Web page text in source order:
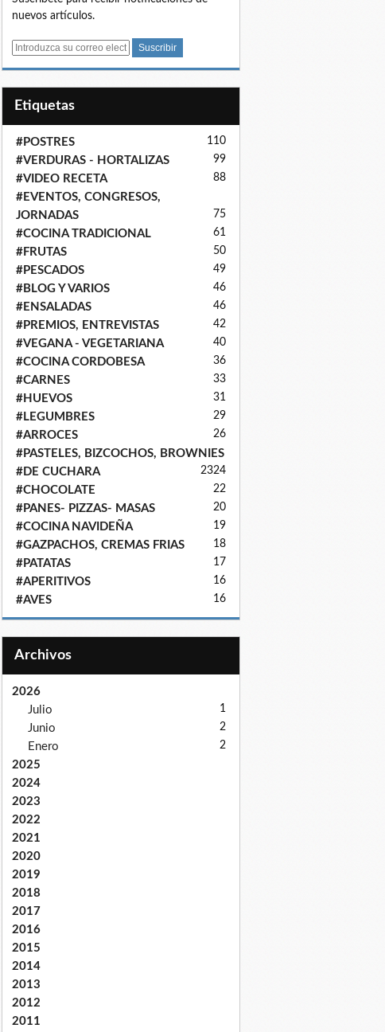
nuevos artículos.
E
Etiquetas
#POSTRES 110
#VERDURAS - HORTALIZAS 99
#VIDEO RECETA 88
#EVENTOS, CONGRESOS,
JORNADAS
75
#COCINA TRADICIONAL 61
#FRUTAS 50
#PESCADOS 49
#BLOG Y VARIOS 46
#ENSALADAS 46
#PREMIOS, ENTREVISTAS 42
#VEGANA - VEGETARIANA 40
#COCINA CORDOBESA 36
#CARNES 33
#HUEVOS 31
#LEGUMBRES 29
#ARROCES 26
#PASTELES, BIZCOCHOS, BROWNIES
24
#DE CUCHARA 23
#CHOCOLATE 22
#PANES- PIZZAS- MASAS 20
#COCINA NAVIDEÑA 19
#GAZPACHOS, CREMAS FRIAS 18
#PATATAS 17
#APERITIVOS 16
#AVES 16
Archivos
2026
Julio
1
Junio 2
Enero 2
2025
2024
2023
2022
2021
2020
2019
2018
2017
2016
2015
2014
2013
2012
2011